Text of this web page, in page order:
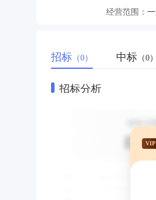
经营范围：
招标 （0） 中标 （0）
招标分析
VIP